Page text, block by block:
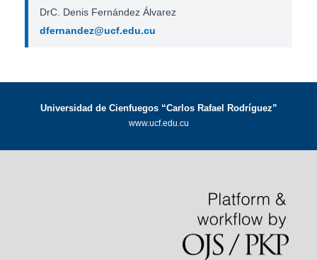
DrC. Denis Fernández Álvarez
dfernandez@ucf.edu.cu
Universidad de Cienfuegos “Carlos Rafael Rodríguez”
www.ucf.edu.cu